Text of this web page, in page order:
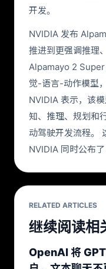
开发。
NVIDIA 发布
推进到更强调推理
Alpamayo 2
觉-语言-动作模型
NVIDIA 表示，该
知、推理、规划和
动驾驶开发流程。
NVIDIA 同时公布
RELATED ARTICLES
继续阅读相
OpenAI 将